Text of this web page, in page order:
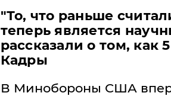
"То, что раньше
теперь является
рассказали о том, как
Кадры
В Минобороны США